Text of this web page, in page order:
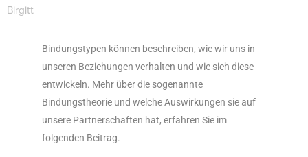
Birgitt
Bindungstypen können beschreiben, wie wir uns in
unseren Beziehungen verhalten und wie sich diese
entwickeln. Mehr über die sogenannte
Bindungstheorie und welche Auswirkungen sie auf
unsere Partnerschaften hat, erfahren Sie im
folgenden Beitrag.